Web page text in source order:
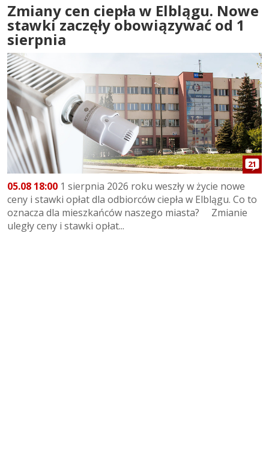
Zmiany cen ciepła w Elblągu. Nowe
stawki zaczęły obowiązywać od 1
sierpnia
21
05.08 18:00 1 sierpnia 2026 roku weszły w życie nowe
ceny i stawki opłat dla odbiorców ciepła w Elblągu. Co to
oznacza dla mieszkańców naszego miasta? Zmianie
uległy ceny i stawki opłat...